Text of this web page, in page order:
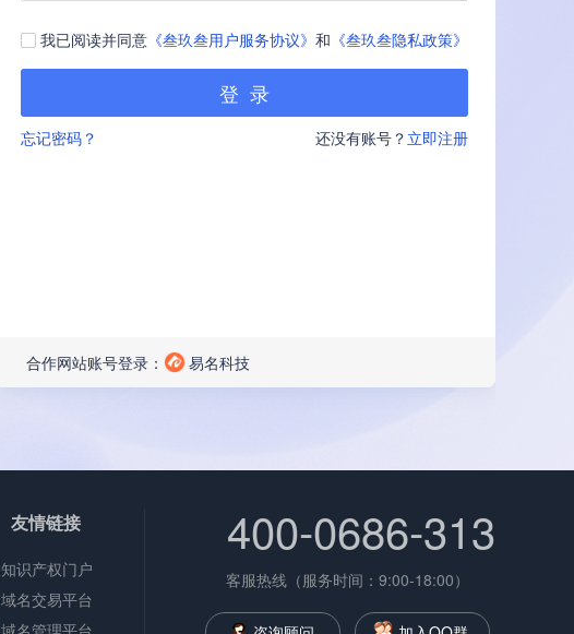
我已阅读并同意 《叁玖叁用户服务协议》 和 《叁玖叁隐私政策》
忘记密码？ 还没有账号？ 立即注册
合作网站账号登录： 易名科技
友情链接
知识产权门户
域名交易平台
域名管理平台
400-0686-313
客服热线（服务时间：9:00-18:00）